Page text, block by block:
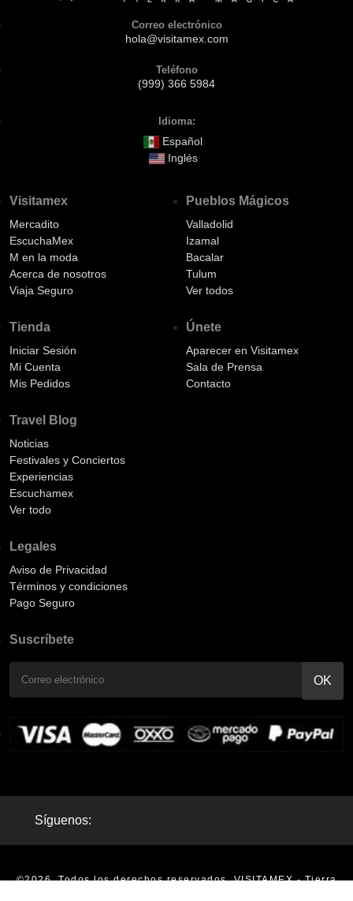
Correo electrónico
hola@visitamex.com
Teléfono
(999) 366 5984
Idioma:
Español
Inglés
Visitamex
Mercadito
EscuchaMex
M en la moda
Acerca de nosotros
Viaja Seguro
Tienda
Iniciar Sesión
Mi Cuenta
Mis Pedidos
Pueblos Mágicos
Valladolid
Izamal
Bacalar
Tulum
Ver todos
Únete
Aparecer en Visitamex
Sala de Prensa
Contacto
Travel Blog
Noticias
Festivales y Conciertos
Experiencias
Escuchamex
Ver todo
Legales
Aviso de Privacidad
Términos y condiciones
Pago Seguro
Suscríbete
Síguenos:
©2026. Todos los derechos reservados. VISITAMEX - Tierra